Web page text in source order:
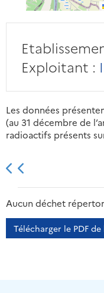
Exploitant :
Les données
(au 31 décembre de
radioactifs présents
2013
Aucun déchet
Télécharger le PDF